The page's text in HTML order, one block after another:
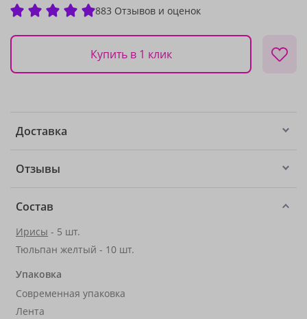
883 Отзывов и оценок
Купить в 1 клик
Доставка
Отзывы
Состав
Ирисы - 5 шт.
Тюльпан желтый - 10 шт.
Упаковка
Современная упаковка
Лента